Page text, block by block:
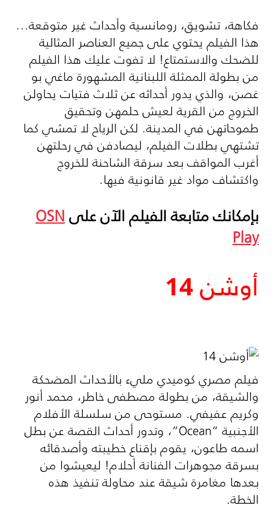
فكاهة، تشويق، رومانسية وأحداث غير متوقعة...
هذا الفيلم يحتوي على جميع العناصر المثالية
للضحك والاستمتاع! لا تفوت عليك هذا الفيلم
من بطولة الممثلة اللبنانية المشهورة ماغي بو
غصن، والذي يدور أحداثه عن ثلاث فتيات يحاولن
الخروج من القرية لعيش حلمهن وتحقيق
طموحاتهن في المدينة. لكن الرياح لا تمشي كما
تشتهي بطلات الفيلم، ليصادفن في رحلتهن
أغرب المواقف بعد سرقة الشاحنة للخروج
واكتشاف مواد غير قانونية فيها.
بإمكانك متابعة الفيلم الآن علىOSN
Play
أوشن 14
فيلم مصري كوميدي مليء بالأحداث المضحكة
والشيقة، من بطولة مصطفى خاطر، محمد أنور
وكريم عفيفي. مستوحى من سلسلة الأفلام
الأجنبية “Ocean”، وتدور أحداث القصة عن بطل
اسمه طاعون، يقوم بإقناع خطيبته وأصدقائه
بسرقة مجوهرات الفنانة أحلام! ليعيشوا من
بعدها مغامرة شيقة عند محاولة تنفيذ هذه
الخطة.